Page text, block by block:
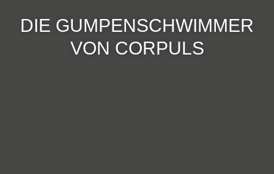
DIE GUMPENSCHWIMMER
VON CORPULS